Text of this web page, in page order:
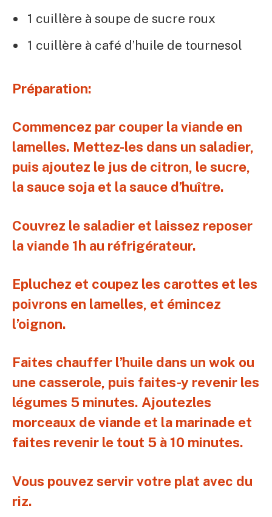
1 cuillère à soupe de sucre roux
1 cuillère à café d’huile de tournesol
Préparation:
Commencez par couper la viande en
lamelles. Mettez-les dans un saladier,
puis ajoutez le jus de citron, le sucre,
la sauce soja et la sauce d’huître.
Couvrez le saladier et laissez reposer
la viande 1h au réfrigérateur.
Epluchez et coupez les carottes et les
poivrons en lamelles, et émincez
l’oignon.
Faites chauffer l’huile dans un wok ou
une casserole, puis faites-y revenir les
légumes 5 minutes. Ajoutezles
morceaux de viande et la marinade et
faites revenir le tout 5 à 10 minutes.
Vous pouvez servir votre plat avec du
riz.